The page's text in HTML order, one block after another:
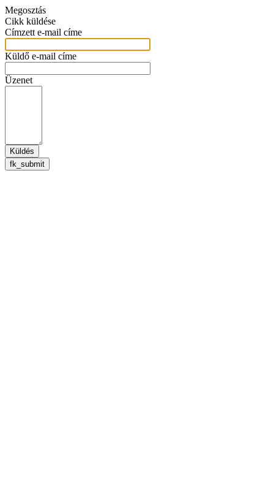
Megosztás
Cikk küldése
Címzett e-mail címe
Küldő e-mail címe
Üzenet